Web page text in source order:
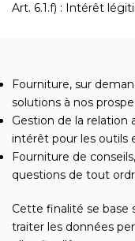
Art. 6.1.f) : Intérêt
Fourniture, sur
solutions à nos
Gestion de la relation
intérêt pour les outils
Fourniture de
questions de tout
Cette finalité se base
traiter les données